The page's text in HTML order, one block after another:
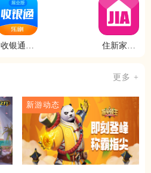
收银通展
住新家找
更多 +
新游动态